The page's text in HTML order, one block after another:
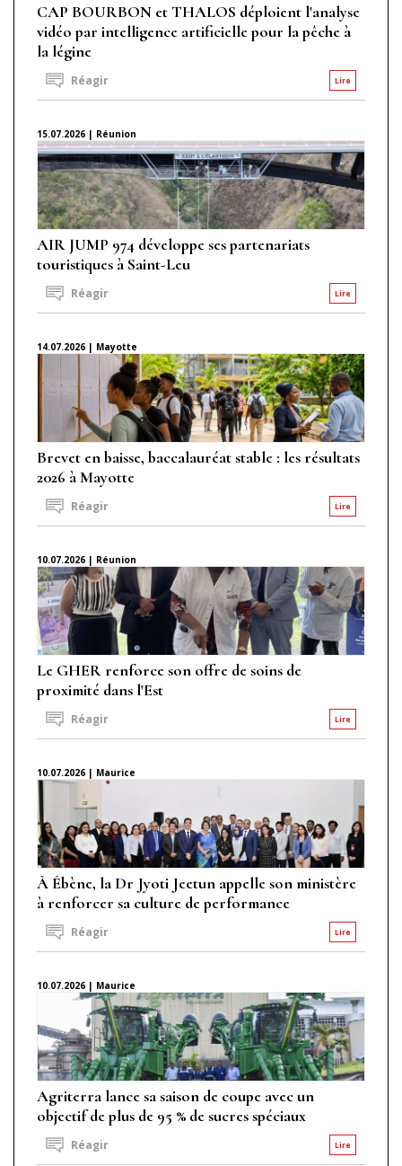
CAP BOURBON et THALOS déploient l'analyse
vidéo par intelligence artificielle pour la pêche à
la légine
Lire
Réagir
15.07.2026 | Réunion
AIR JUMP 974 développe ses partenariats
touristiques à Saint-Leu
Lire
Réagir
14.07.2026 | Mayotte
Brevet en baisse, baccalauréat stable : les résultats
2026 à Mayotte
Lire
Réagir
10.07.2026 | Réunion
Le GHER renforce son offre de soins de
proximité dans l'Est
Lire
Réagir
10.07.2026 | Maurice
À Ébène, la Dr Jyoti Jeetun appelle son ministère
à renforcer sa culture de performance
Lire
Réagir
10.07.2026 | Maurice
Agriterra lance sa saison de coupe avec un
objectif de plus de 95 % de sucres spéciaux
Lire
Réagir